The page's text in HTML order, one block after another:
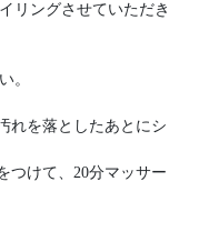
リングさせていただき
。
れを落としたあとにシ
つけて、20分マッサー